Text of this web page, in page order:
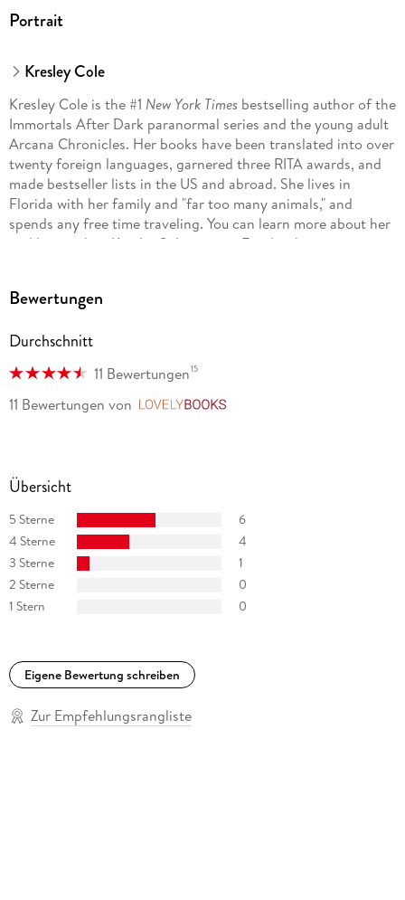
Portrait
Kresley Cole
Kresley Cole is the #1 New York Times bestselling author of the
Immortals After Dark paranormal series and the young adult
Arcana Chronicles. Her books have been translated into over
twenty foreign languages, garnered three RITA awards, and
made bestseller lists in the US and abroad. She lives in
Florida with her family and "far too many animals," and
spends any free time traveling. You can learn more about her
and her work at KresleyCole. com or Facebook.
Bewertungen
Durchschnitt
11 Bewertungen15
11 Bewertungen von
Übersicht
5 Sterne
6
4 Sterne
4
3 Sterne
1
2 Sterne
0
1 Stern
0
Eigene Bewertung schreiben
Zur Empfehlungsrangliste